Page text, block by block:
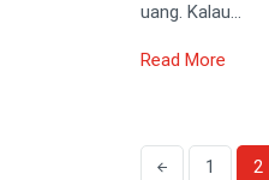
uang. Kalau…
Read More
1 2